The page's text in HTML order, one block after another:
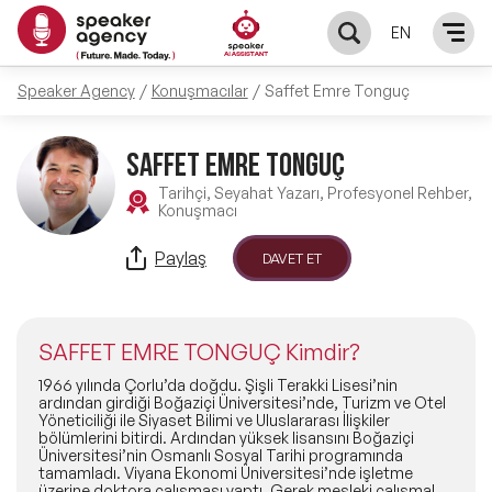
EN
KONUŞMACILAR
Yerel Konuşmacılar
Global Konuşmacılar
Exclusive Konuşmacılar
Tüm Konuşmacılar
KONULAR
Öne Çıkan Konular
Ünlü Konuşmacılar
İlham Veren Konuşmacılar
İlham Veren Kadın Konuşmacılar
ÇÖZÜMLER
Master Class Workshop
Akış Sunumu & Moderasyon
HAKKIMIZDA
Biz Kimiz?
BLOG
Speaker Agency Konuşmacılar Saffet Emre Tonguç
SAFFET EMRE TONGUÇ
Tarihçi, Seyahat Yazarı, Profesyonel Rehber,
Konuşmacı
Paylaş DAVET ET
SAFFET EMRE TONGUÇ Kimdir?
1966 yılında Çorlu’da doğdu. Şişli Terakki Lisesi’nin
ardından girdiği Boğaziçi Üniversitesi’nde, Turizm ve Otel
Yöneticiliği ile Siyaset Bilimi ve Uluslararası İlişkiler
bölümlerini bitirdi. Ardından yüksek lisansını Boğaziçi
Üniversitesi’nin Osmanlı Sosyal Tarihi programında
tamamladı. Viyana Ekonomi Üniversitesi’nde işletme